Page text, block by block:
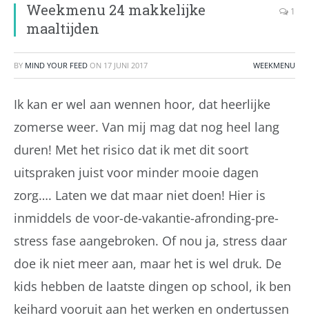
Weekmenu 24 makkelijke
maaltijden
1
BY MIND YOUR FEED ON 17 JUNI 2017 WEEKMENU
Ik kan er wel aan wennen hoor, dat heerlijke
zomerse weer. Van mij mag dat nog heel lang
duren! Met het risico dat ik met dit soort
uitspraken juist voor minder mooie dagen
zorg…. Laten we dat maar niet doen! Hier is
inmiddels de voor-de-vakantie-afronding-pre-
stress fase aangebroken. Of nou ja, stress daar
doe ik niet meer aan, maar het is wel druk. De
kids hebben de laatste dingen op school, ik ben
keihard vooruit aan het werken en ondertussen